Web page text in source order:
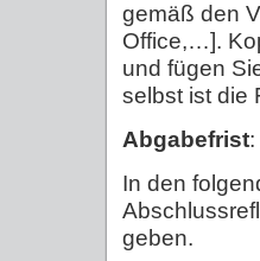
gemäß den
Office,…].
und fügen
selbst ist die
Abgabefrist
In den
geben.